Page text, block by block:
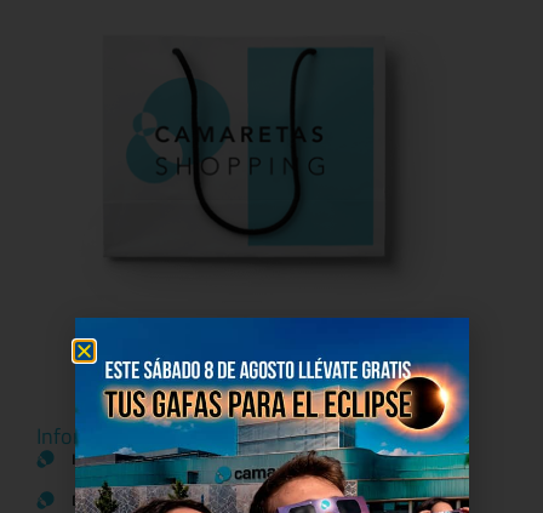
Información del centro
Información general
Directorio de tiendas y Planos